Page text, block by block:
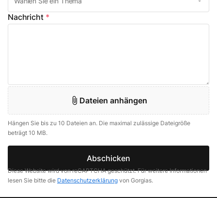
Nachricht *
Dateien anhängen
Hängen Sie bis zu 10 Dateien an. Die maximal zulässige Dateigröße
beträgt 10 MB.
Abschicken
Diese Website wird von reCAPTCHA geschützt. Für weitere Informationen
lesen Sie bitte die Datenschutzerklärung von Gorgias.